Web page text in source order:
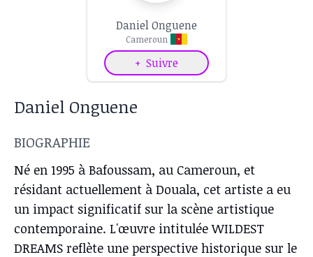
Daniel Onguene
Cameroun
+ Suivre
Daniel Onguene
BIOGRAPHIE
Né en 1995 à Bafoussam, au Cameroun, et
résidant actuellement à Douala, cet artiste a eu
un impact significatif sur la scène artistique
contemporaine. L'œuvre intitulée WILDEST
DREAMS reflète une perspective historique sur le